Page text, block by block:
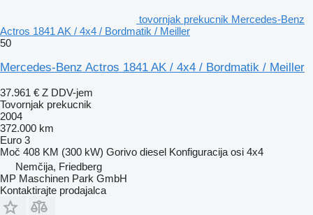
tovornjak prekucnik Mercedes-Benz
Actros 1841 AK / 4x4 / Bordmatik / Meiller
50
Mercedes-Benz Actros 1841 AK / 4x4 / Bordmatik / Meiller
37.961 € Z DDV-jem
Tovornjak prekucnik
2004
372.000 km
Euro 3
Moč 408 KM (300 kW) Gorivo diesel Konfiguracija osi 4x4
Nemčija, Friedberg
MP Maschinen Park GmbH
Kontaktirajte prodajalca